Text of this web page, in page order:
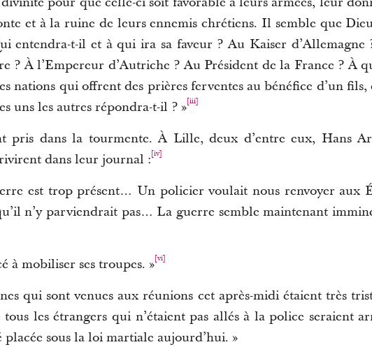
et à la ruine de leurs ennemis chrétiens. Il semble que
entendra-t-il et à qui ira sa faveur ? Au Kaiser d’Allemagne
? À l’Empereur d’Autriche ? Au Président de la France ? À
nations qui offrent des prières ferventes au bénéfice d’un fils,
uns les autres répondra-t-il ? »[iii]
pris dans la tourmente. À Lille, deux d’entre eux, Hans
dans leur journal :[iv]
est trop présent… Un policier voulait nous renvoyer aux
n’y parviendrait pas… La guerre semble maintenant
à mobiliser ses troupes. »[vi]
qui sont venues aux réunions cet après-midi étaient très
les étrangers qui n’étaient pas allés à la police seraient
sous la loi martiale aujourd’hui. »